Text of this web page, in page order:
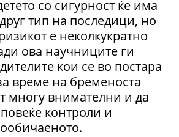
со сигурност ќе има
тип на последици, но
е неколкукратно
ова научниците ги
кои се во постара
време на бременоста
многу внимателни и да
контроли и